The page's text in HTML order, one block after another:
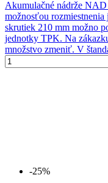
Akumulačné nádrže
možnosťou rozmiestnenia
skrutiek 210 mm možno
jednotky TPK. Na
množstvo zmeniť. V
-25%